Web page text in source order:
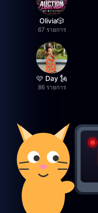
Olivia🎲
67 รายการ
🩷 Day 🗽
86 รายการ